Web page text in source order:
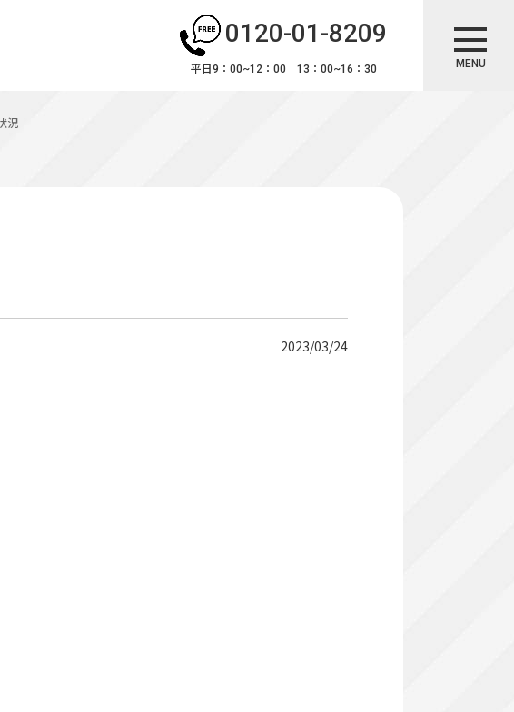
0120-01-8209
平日9：00~12：00 13：00~16：30 MENU
況
2023/03/24